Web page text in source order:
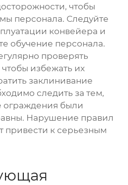
чтобы
персонала. Следуйте
конвейера и
обучение персонала.
проверять
избежать их
заклинивание
следить за тем,
ограждения были
Нарушение правил
привести к серьезным